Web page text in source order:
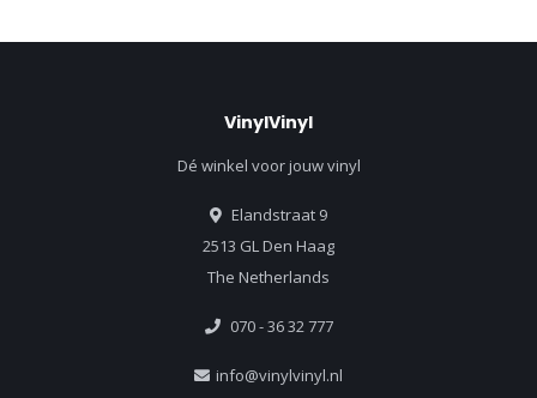
VinylVinyl
Dé winkel voor jouw vinyl
Elandstraat 9
2513 GL Den Haag
The Netherlands
070 - 36 32 777
info@vinylvinyl.nl